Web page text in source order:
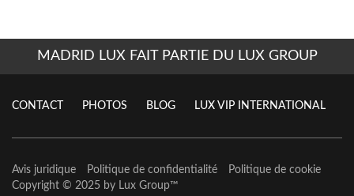
MADRID LUX FAIT PARTIE DU LUX GROUP
CONTACT PHOTOS BLOG LUX VIP INTERNATIONAL
Avis juridique Politique de confidentialité
Politique de cookie
Copyright © 2025 by Lux Group™